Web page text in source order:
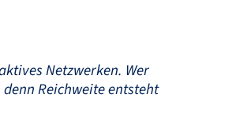
Netzwerken. Wer
Reichweite entsteht